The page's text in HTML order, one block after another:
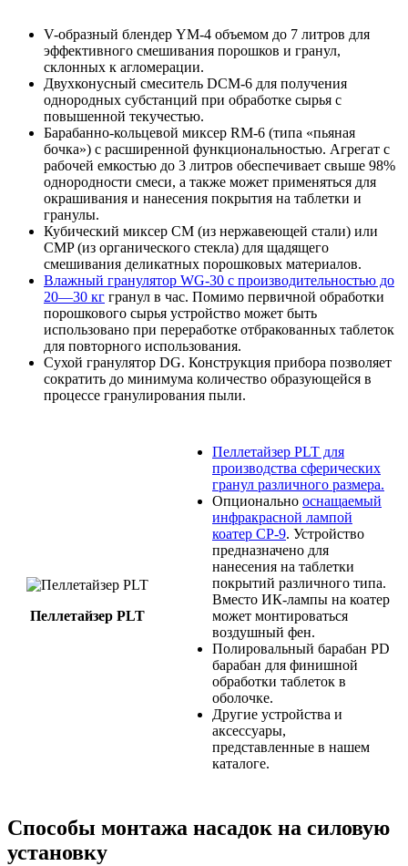
V-образный блендер YM-4 объемом до 7 литров для
эффективного смешивания порошков и гранул,
склонных к агломерации.
Двухконусный смеситель DCM-6 для получения
однородных субстанций при обработке сырья с
повышенной текучестью.
Барабанно-кольцевой миксер RM-6 (типа «пьяная
бочка») с расширенной функциональностью. Агрегат с
рабочей емкостью до 3 литров обеспечивает свыше 98%
однородности смеси, а также может применяться для
окрашивания и нанесения покрытия на таблетки и
гранулы.
Кубический миксер CM (из нержавеющей стали) или
CMP (из органического стекла) для щадящего
смешивания деликатных порошковых материалов.
Влажный гранулятор WG-30 с производительностью до
20—30 кг гранул в час. Помимо первичной обработки
порошкового сырья устройство может быть
использовано при переработке отбракованных таблеток
для повторного использования.
Сухой гранулятор DG. Конструкция прибора позволяет
сократить до минимума количество образующейся в
процессе гранулирования пыли.
Пеллетайзер PLT
Пеллетайзер PLT для
производства сферических
гранул различного размера.
Опционально оснащаемый
инфракрасной лампой
коатер CP-9. Устройство
предназначено для
нанесения на таблетки
покрытий различного типа.
Вместо ИК-лампы на коатер
может монтироваться
воздушный фен.
Полировальный барабан PD
барабан для финишной
обработки таблеток в
оболочке.
Другие устройства и
аксессуары,
представленные в нашем
каталоге.
Способы монтажа насадок на силовую
установку